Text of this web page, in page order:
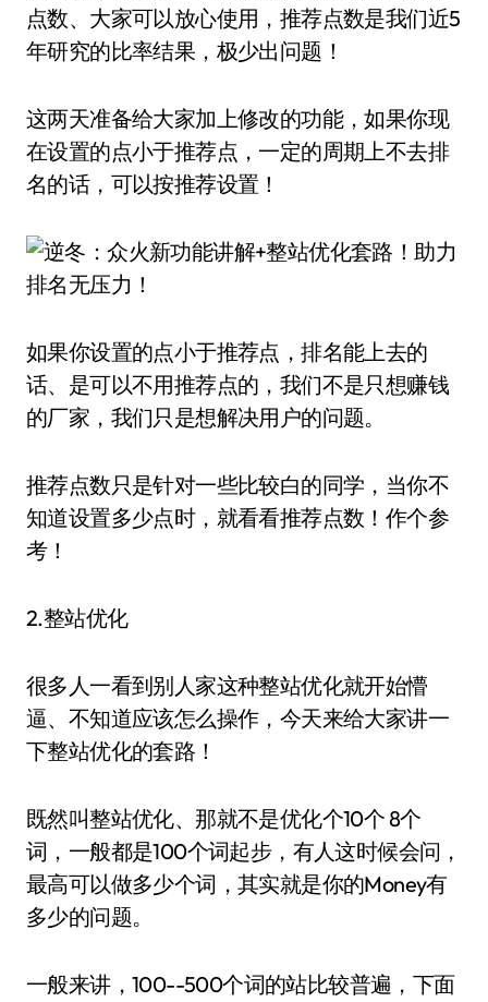
点数、大家可以放心使用，推荐点数是我们近5
年研究的比率结果，极少出问题！
这两天准备给大家加上修改的功能，如果你现
在设置的点小于推荐点，一定的周期上不去排
名的话，可以按推荐设置！
如果你设置的点小于推荐点，排名能上去的
话、是可以不用推荐点的，我们不是只想赚钱
的厂家，我们只是想解决用户的问题。
推荐点数只是针对一些比较白的同学，当你不
知道设置多少点时，就看看推荐点数！作个参
考！
2.整站优化
很多人一看到别人家这种整站优化就开始懵
逼、不知道应该怎么操作，今天来给大家讲一
下整站优化的套路！
既然叫整站优化、那就不是优化个10个 8个
词，一般都是100个词起步，有人这时候会问，
最高可以做多少个词，其实就是你的Money有
多少的问题。
一般来讲，100--500个词的站比较普遍，下面